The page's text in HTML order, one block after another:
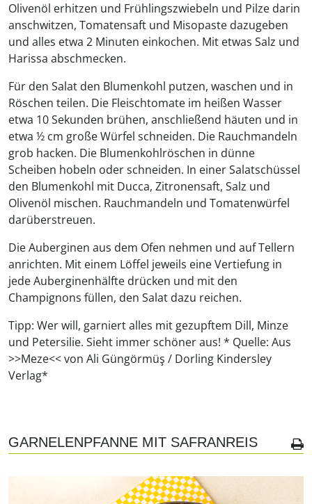
Olivenöl erhitzen und Frühlingszwiebeln und Pilze darin
anschwitzen, Tomatensaft und Misopaste dazugeben
und alles etwa 2 Minuten einkochen. Mit etwas Salz und
Harissa abschmecken.
Für den Salat den Blumenkohl putzen, waschen und in
Röschen teilen. Die Fleischtomate im heißen Wasser
etwa 10 Sekunden brühen, anschließend häuten und in
etwa ½ cm große Würfel schneiden. Die Rauchmandeln
grob hacken. Die Blumenkohlröschen in dünne
Scheiben hobeln oder schneiden. In einer Salatschüssel
den Blumenkohl mit Ducca, Zitronensaft, Salz und
Olivenöl mischen. Rauchmandeln und Tomatenwürfel
darüberstreuen.
Die Auberginen aus dem Ofen nehmen und auf Tellern
anrichten. Mit einem Löffel jeweils eine Vertiefung in
jede Auberginenhälfte drücken und mit den
Champignons füllen, den Salat dazu reichen.
Tipp: Wer will, garniert alles mit gezupftem Dill, Minze
und Petersilie. Sieht immer schöner aus! * Quelle: Aus
>>Meze<< von Ali Güngörmüş / Dorling Kindersley
Verlag*
GARNELENPFANNE MIT SAFRANREIS